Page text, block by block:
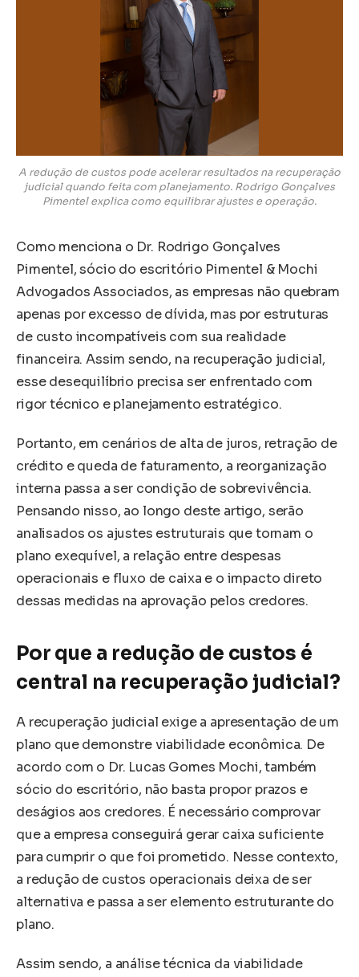
A redução de custos pode acelerar resultados na recuperação
judicial quando feita com planejamento. Rodrigo Gonçalves
Pimentel explica como equilibrar ajustes e operação.
Como menciona o Dr. Rodrigo Gonçalves
Pimentel, sócio do escritório Pimentel & Mochi
Advogados Associados, as empresas não quebram
apenas por excesso de dívida, mas por estruturas
de custo incompatíveis com sua realidade
financeira. Assim sendo, na recuperação judicial,
esse desequilíbrio precisa ser enfrentado com
rigor técnico e planejamento estratégico.
Portanto, em cenários de alta de juros, retração de
crédito e queda de faturamento, a reorganização
interna passa a ser condição de sobrevivência.
Pensando nisso, ao longo deste artigo, serão
analisados os ajustes estruturais que tornam o
plano exequível, a relação entre despesas
operacionais e fluxo de caixa e o impacto direto
dessas medidas na aprovação pelos credores.
Por que a redução de custos é
central na recuperação judicial?
A recuperação judicial exige a apresentação de um
plano que demonstre viabilidade econômica. De
acordo com o Dr. Lucas Gomes Mochi, também
sócio do escritório, não basta propor prazos e
deságios aos credores. É necessário comprovar
que a empresa conseguirá gerar caixa suficiente
para cumprir o que foi prometido. Nesse contexto,
a redução de custos operacionais deixa de ser
alternativa e passa a ser elemento estruturante do
plano.
Assim sendo, a análise técnica da viabilidade